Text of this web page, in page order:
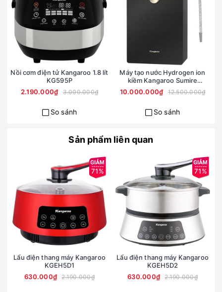
Nồi cơm điện tử Kangaroo 1.8 lít
KG595P
2.190.000₫
3.000.000₫
So sánh
Máy tạo nước Hydrogen ion
kiềm Kangaroo Sumire
KGRF04E
10.000.000₫ 12.500.000₫
So sánh
Sản phẩm liên quan
71%
Lẩu điện thang máy Kangaroo
KGEH5D1
630.000₫
2.190.000₫
71%
Lẩu điện thang máy Kangaroo
KGEH5D2
630.000₫
2.190.000₫